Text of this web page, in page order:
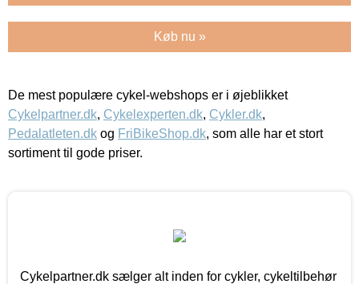
Køb nu »
De mest populære cykel-webshops er i øjeblikket
Cykelpartner.dk, Cykelexperten.dk, Cykler.dk,
Pedalatleten.dk og FriBikeShop.dk, som alle har et stort
sortiment til gode priser.
Cykelpartner.dk sælger alt inden for cykler, cykeltilbehør